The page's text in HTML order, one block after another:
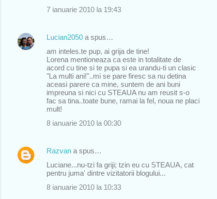
7 ianuarie 2010 la 19:43
Lucian2050 a spus…
am inteles.te pup, ai grija de tine!
Lorena mentioneaza ca este in totalitate de
acord cu tine si te pupa si ea urandu-ti un clasic
"La multi ani!"..mi se pare firesc sa nu detina
aceasi parere ca mine, suntem de ani buni
impreuna si nici cu STEAUA nu am reusit s-o
fac sa tina..toate bune, ramai la fel, noua ne placi
mult!
8 ianuarie 2010 la 00:30
Razvan a spus…
Luciane...nu-tzi fa griji; tzin eu cu STEAUA, cat
pentru juma' dintre vizitatorii blogului...
8 ianuarie 2010 la 10:33